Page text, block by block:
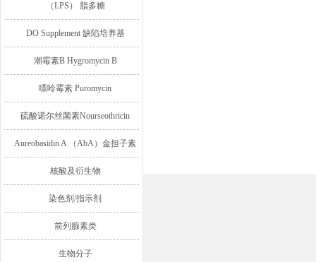
（LPS） 脂多糖
DO Supplement 缺陷培养基
潮霉素B Hygromycin B
嘌呤霉素 Puromycin
硫酸诺尔丝菌素Nourseothricin
Aureobasidin A （AbA）金担子素
A
核酸及衍生物
染色剂/指示剂
前列腺素类
生物分子